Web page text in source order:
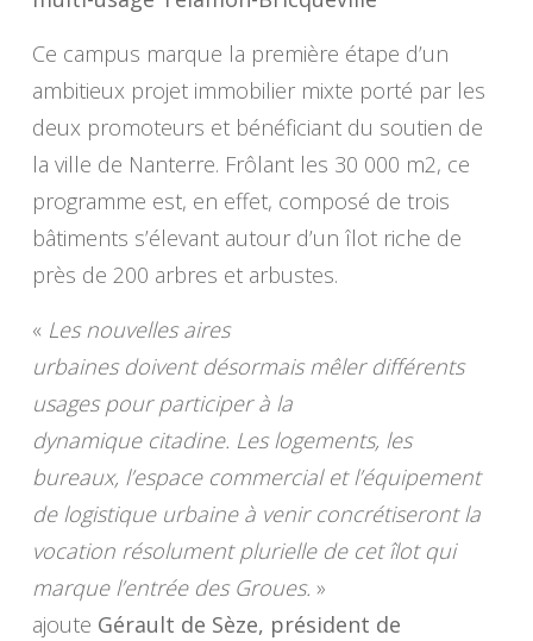
Ce campus marque la première étape d’un
ambitieux projet immobilier mixte porté par les
deux promoteurs et bénéficiant du soutien de
la ville de Nanterre. Frôlant les 30 000 m2, ce
programme est, en effet, composé de trois
bâtiments s’élevant autour d’un îlot riche de
près de 200 arbres et arbustes.
« Les nouvelles aires
urbaines doivent désormais mêler différents
usages pour participer à la
dynamique citadine. Les logements, les
bureaux, l’espace commercial et l’équipement
de logistique urbaine à venir concrétiseront la
vocation résolument plurielle de cet îlot qui
marque l’entrée des Groues. »
ajoute Gérault de Sèze, président de